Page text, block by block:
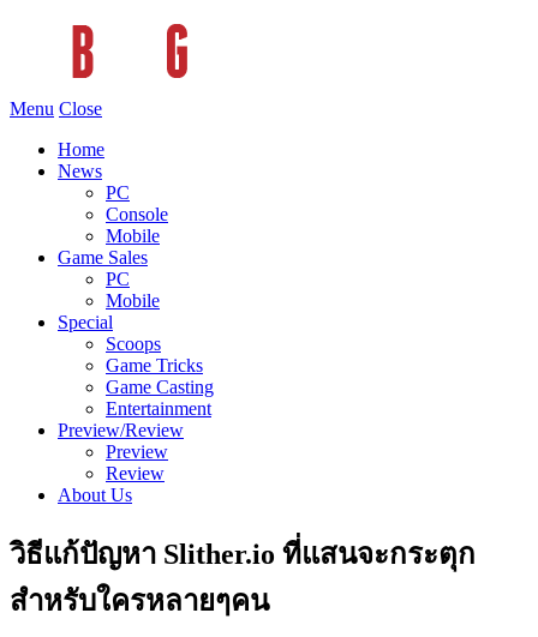
Menu Close
Home
News
PC
Console
Mobile
Game Sales
PC
Mobile
Special
Scoops
Game Tricks
Game Casting
Entertainment
Preview/Review
Preview
Review
About Us
วิธีแก้ปัญหา Slither.io ที่แสนจะกระตุก
สำหรับใครหลายๆคน